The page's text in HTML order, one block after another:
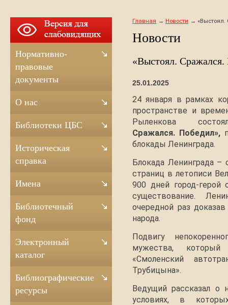
Главная Новости «Выстоял.
Новости
«Выстоял.
25.01.2025
24 января в рамках
пространстве и
Рыленкова
Сражался. Победил»,
блокады Ленинграда.
Блокада Ленинграда –
страниц в летописи
900 дней город-герой
существование.
очередной раз
народа.
Подвигу
мужества,
«Смоленский
Трубицына».
Ведущий рассказал о
условиях, в
Нормативно-
правовые
документы
О нас
Библиотеки ЦБС
Историческая
справка
Имена
Библиотечный
фонд
Электронный
каталог
Библиографические
ресурсы